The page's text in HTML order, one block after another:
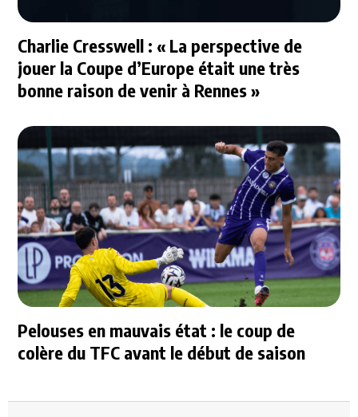
Charlie Cresswell : « La perspective de
jouer la Coupe d’Europe était une très
bonne raison de venir à Rennes »
Pelouses en mauvais état : le coup de
colère du TFC avant le début de saison